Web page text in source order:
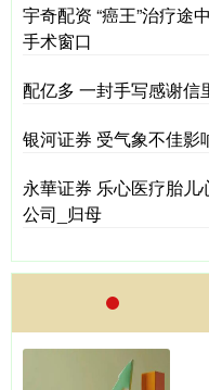
宇奇配资 “癌王”治疗途
手术窗口
配亿多 一封手写感谢信
银河证券 受气象不佳影
永華证券 乐心医疗胎儿
公司_归母